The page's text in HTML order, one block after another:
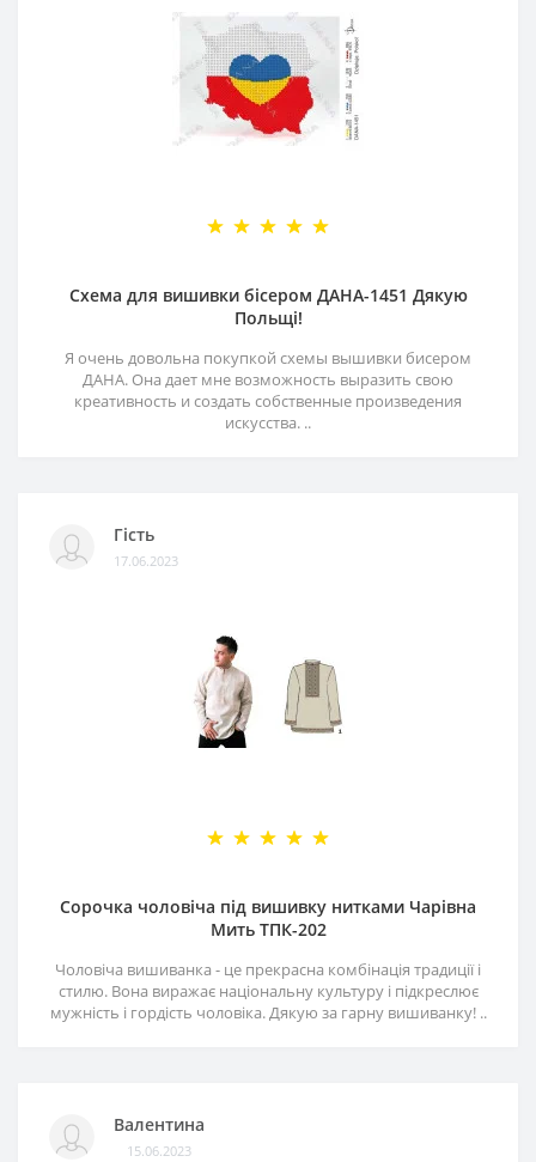
Схема для вишивки бісером ДАНА-1451 Дякую
Польщі!
Я очень довольна покупкой схемы вышивки бисером
ДАНА. Она дает мне возможность выразить свою
креативность и создать собственные произведения
искусства. ..
Гість
17.06.2023
Сорочка чоловіча під вишивку нитками Чарівна
Мить ТПК-202
Чоловіча вишиванка - це прекрасна комбінація традиції і
стилю. Вона виражає національну культуру і підкреслює
мужність і гордість чоловіка. Дякую за гарну вишиванку! ..
Валентина
15.06.2023